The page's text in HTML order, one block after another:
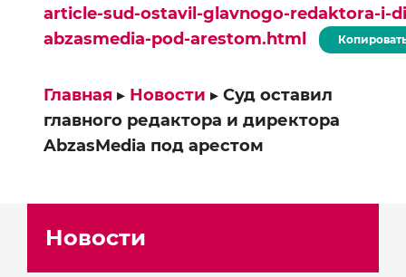
article-sud-ostavil-glavnogo-redaktora-i-
abzasmedia-pod-arestom.html
Главная ▸ Новости ▸ Суд оставил
главного редактора и директора
AbzasMedia под арестом
Новости